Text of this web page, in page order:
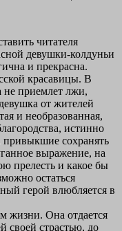
читателя
девушки-колдуньи
и прекрасна.
красавицы. В
не приемлет лжи,
от жителей
и необразованная,
истинно
сохранять
выражение, на
прелесть и какое бы
остаться
герой влюбляется в
жизни. Она отдается
своей страстью, до